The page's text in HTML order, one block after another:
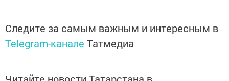
Следите за самым важным и интересным в
Telegram-канале Татмедиа